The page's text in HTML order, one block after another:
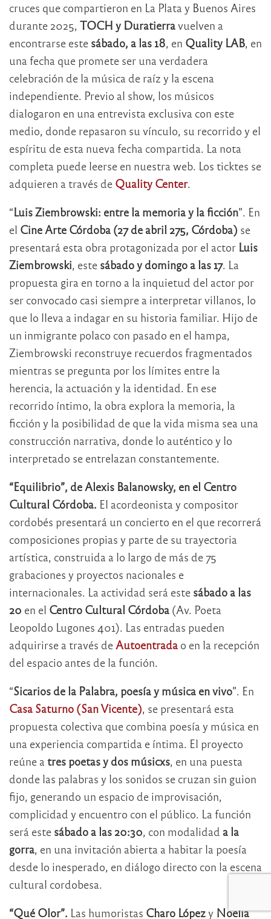
cruces que compartieron en La Plata y Buenos Aires
durante 2025, TOCH y Duratierravuelven a
encontrarse este sábado, a las 18, en Quality LAB, en
una fecha que promete ser una verdadera
celebración de la música de raíz y la escena
independiente. Previo al show, los músicos
dialogaron en una entrevista exclusiva con este
medio, donde repasaron su vínculo, su recorrido y el
espíritu de esta nueva fecha compartida. La nota
completa puede leerse en nuestra web. Los ticktes se
adquieren a través de Quality Center.
“Luis Ziembrowski: entre la memoria y la ficción”. En
el Cine Arte Córdoba (27 de abril 275, Córdoba) se
presentará esta obra protagonizada por el actor Luis
Ziembrowski, este sábado y domingo a las 17. La
propuesta gira en torno a la inquietud del actor por
ser convocado casi siempre a interpretar villanos, lo
que lo lleva a indagar en su historia familiar. Hijo de
un inmigrante polaco con pasado en el hampa,
Ziembrowski reconstruye recuerdos fragmentados
mientras se pregunta por los límites entre la
herencia, la actuación y la identidad. En ese
recorrido íntimo, la obra explora la memoria, la
ficción y la posibilidad de que la vida misma sea una
construcción narrativa, donde lo auténtico y lo
interpretado se entrelazan constantemente.
“Equilibrio”, de Alexis Balanowsky, en el Centro
Cultural Córdoba. El acordeonista y compositor
cordobés presentará un concierto en el que recorrerá
composiciones propias y parte de su trayectoria
artística, construida a lo largo de más de 75
grabaciones y proyectos nacionales e
internacionales. La actividad será este sábado a las
20 en el Centro Cultural Córdoba (Av. Poeta
Leopoldo Lugones 401). Las entradas pueden
adquirirse a través de Autoentrada o en la recepción
del espacio antes de la función.
“Sicarios de la Palabra, poesía y música en vivo”. En
Casa Saturno (San Vicente), se presentará esta
propuesta colectiva que combina poesía y música en
una experiencia compartida e íntima. El proyecto
reúne a tres poetas y dos músicxs, en una puesta
donde las palabras y los sonidos se cruzan sin guion
fijo, generando un espacio de improvisación,
complicidad y encuentro con el público. La función
será este sábado a las 20:30, con modalidad a la
gorra, en una invitación abierta a habitar la poesía
desde lo inesperado, en diálogo directo con la escena
cultural cordobesa.
“Qué Olor”. Las humoristas Charo Lópezy Noelia